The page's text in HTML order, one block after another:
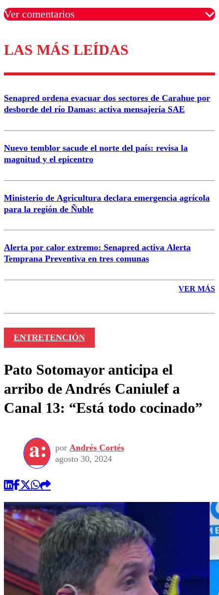
Ver comentarios
Los comentarios son moderados para garantizar un
diálogo respetuoso.
Correo
LAS MÁS LEÍDAS
Senapred ordena evacuar dos sectores de Carahue por
desborde del río Damas: activa mensajería SAE
Nuevo temblor sacude el norte del país: revisa la
magnitud y el epicentro
Ministerio de Agricultura declara emergencia agrícola
para la región de Ñuble
Alerta por calor extremo: Senapred activa Alerta
Temprana Preventiva en tres comunas
VER MÁS
ENTRETENCIÓN
Pato Sotomayor anticipa el
arribo de Andrés Caniulef a
Canal 13: “Está todo cocinado”
por Andrés Cortés
agosto 30, 2024